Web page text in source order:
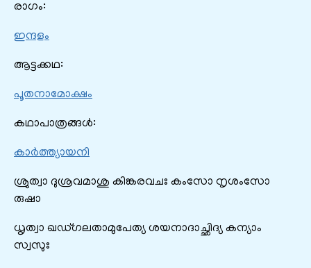
രാഗം:
ഇന്ദളം
ആട്ടക്കഥ:
പൂതനാമോക്ഷം
കഥാപാത്രങ്ങൾ:
കാർത്ത്യായനി
ശ്രുത്വാ ദുശ്രവമാശു കിങ്കരവചഃ കംസോ നൃശംസോ
രുഷാ
ധൃത്വാ ഖഡ്‌ഗലതാമുപേത്യ ശയനാദാച്ഛിദ്യ കന്യാം
സ്വസുഃ